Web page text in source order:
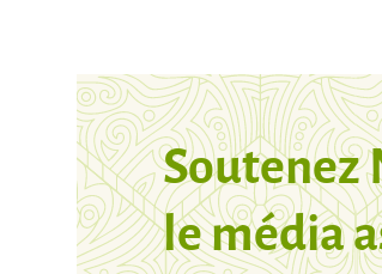
Soutenez
le média